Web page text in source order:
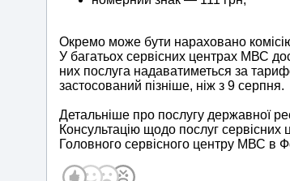
Окремо може бути нараховано
У багатьох сервісних центрах МВС
них послуга надаватиметься за
застосований пізніше, ніж з 9 серпня.
Детальніше про послугу державної
Консультацію щодо послуг
Головного сервісного центру МВС в